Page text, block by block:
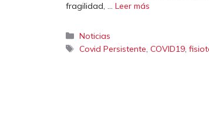
fragilidad, … Leer más
Categorías
Noticias
Etiquetas
Covid Persistente,COVID19,